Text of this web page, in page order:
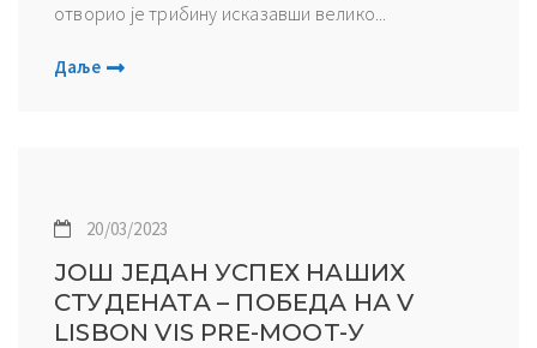
отворио је трибину исказавши велико...
Даље
20/03/2023
ЈОШ ЈЕДАН УСПЕХ НАШИХ
СТУДЕНАТА – ПОБЕДА НА V
LISBON VIS PRE-MOOT-У